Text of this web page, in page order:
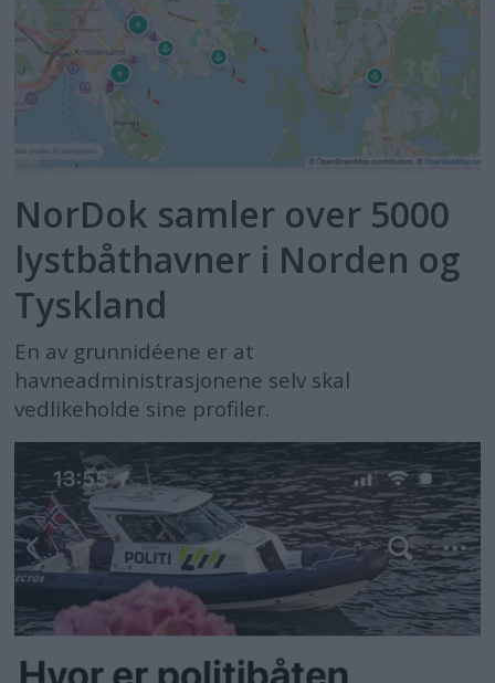
NorDok samler over 5000
lystbåthavner i Norden og
Tyskland
En av grunnidéene er at
havneadministrasjonene selv skal
vedlikeholde sine profiler.